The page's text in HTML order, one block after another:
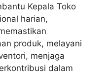
Kepala Toko
harian,
produk, melayani
menjaga
dalam